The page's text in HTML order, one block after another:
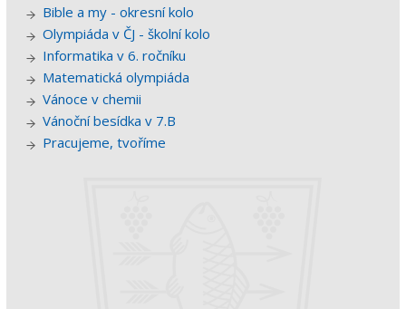
Bible a my - okresní kolo
Olympiáda v ČJ - školní kolo
Informatika v 6. ročníku
Matematická olympiáda
Vánoce v chemii
Vánoční besídka v 7.B
Pracujeme, tvoříme